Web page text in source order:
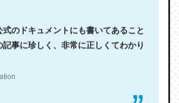
のドキュメントにも書いてあること
事に珍しく、非常に正しくてわかり